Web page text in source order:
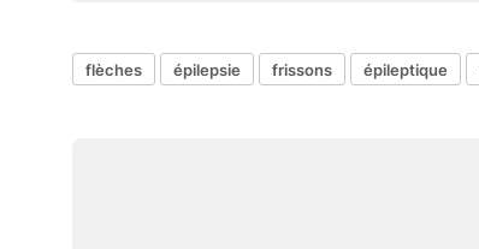
flèches épilepsie frissons épileptique